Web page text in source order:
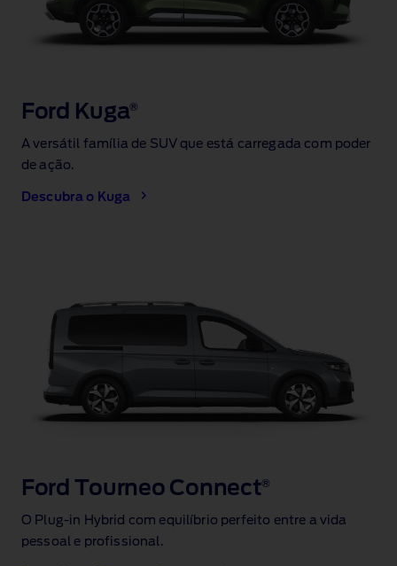
Ford Kuga®
A versátil família de SUV que está carregada com poder
de ação.
Descubra o Kuga
Ford Tourneo Connect®
O Plug‑in Hybrid com equilíbrio perfeito entre a vida
pessoal e profissional.